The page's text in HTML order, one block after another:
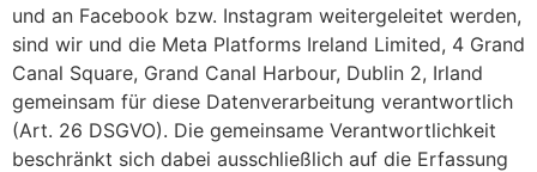
und an Facebook bzw. Instagram weitergeleitet werden,
sind wir und die Meta Platforms Ireland Limited, 4 Grand
Canal Square, Grand Canal Harbour, Dublin 2, Irland
gemeinsam für diese Datenverarbeitung verantwortlich
(Art. 26 DSGVO). Die gemeinsame Verantwortlichkeit
beschränkt sich dabei ausschließlich auf die Erfassung